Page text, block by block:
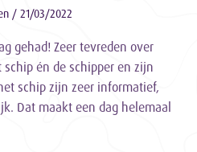
/ 21/03/2022
gehad! Zeer tevreden over
én de schipper en zijn
schip zijn zeer informatief,
Dat maakt een dag helemaal